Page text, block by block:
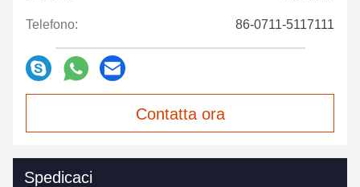
Telefono: 86-0711-5117111
Contatta ora
Spedicaci